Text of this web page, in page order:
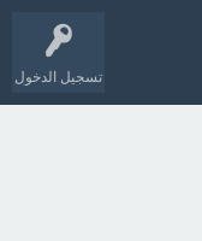
تسجيل الدخول